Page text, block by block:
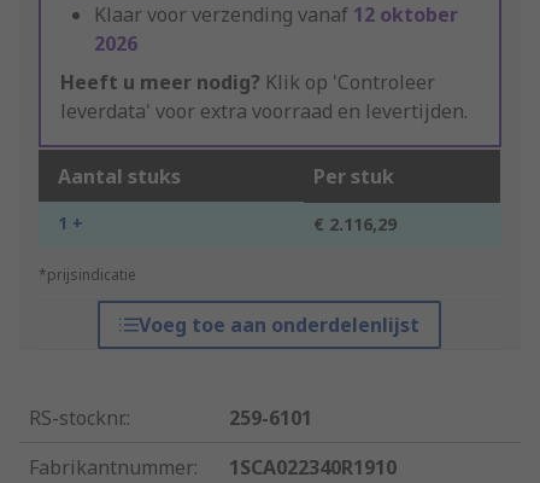
Klaar voor verzending vanaf 12 oktober
2026
Heeft u meer nodig? Klik op 'Controleer
leverdata' voor extra voorraad en levertijden.
Aantal stuks Per stuk
1 + € 2.116,29
*prijsindicatie
Voeg toe aan onderdelenlijst
RS-stocknr.:
259-6101
Fabrikantnummer:
1SCA022340R1910